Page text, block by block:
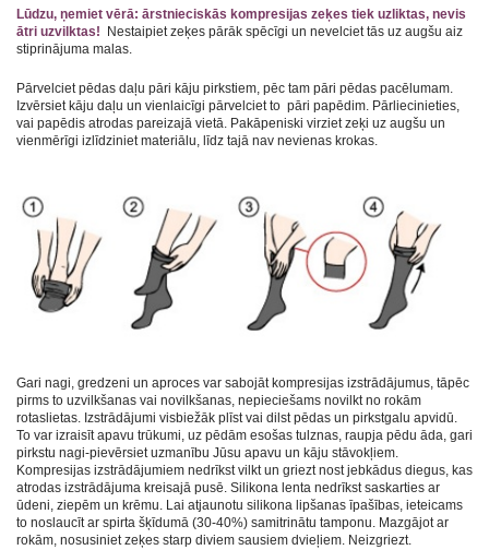
Lūdzu, ņemiet vērā: ārstnieciskās kompresijas zeķes tiek uzliktas, nevis
ātri uzvilktas!
Nestaipiet zeķes pārāk spēcīgi un nevelciet tās uz augšu aiz
stiprinājuma malas.
Pārvelciet pēdas daļu pāri kāju pirkstiem, pēc tam pāri pēdas pacēlumam.
Izvērsiet kāju daļu un vienlaicīgi pārvelciet to pāri papēdim. Pārliecinieties,
vai papēdis atrodas pareizajā vietā. Pakāpeniski virziet zeķi uz augšu un
vienmērīgi izlīdziniet materiālu, līdz tajā nav nevienas krokas.
Gari nagi, gredzeni un aproces var sabojāt kompresijas izstrādājumus, tāpēc
pirms to uzvilkšanas vai novilkšanas, nepieciešams novilkt no rokām
rotaslietas. Izstrādājumi visbiežāk plīst vai dilst pēdas un pirkstgalu apvidū.
To var izraisīt apavu trūkumi, uz pēdām esošas tulznas, raupja pēdu āda, gari
pirkstu nagi-pievērsiet uzmanību Jūsu apavu un kāju stāvokļiem.
Kompresijas izstrādājumiem nedrīkst vilkt un griezt nost jebkādus diegus, kas
atrodas izstrādājuma kreisajā pusē. Silikona lenta nedrīkst saskarties ar
ūdeni, ziepēm un krēmu. Lai atjaunotu silikona lipšanas īpašības, ieteicams
to noslaucīt ar spirta šķīdumā (30-40%) samitrinātu tamponu. Mazgājot ar
rokām, nosusiniet zeķes starp diviem sausiem dvieļiem. Neizgriezt.